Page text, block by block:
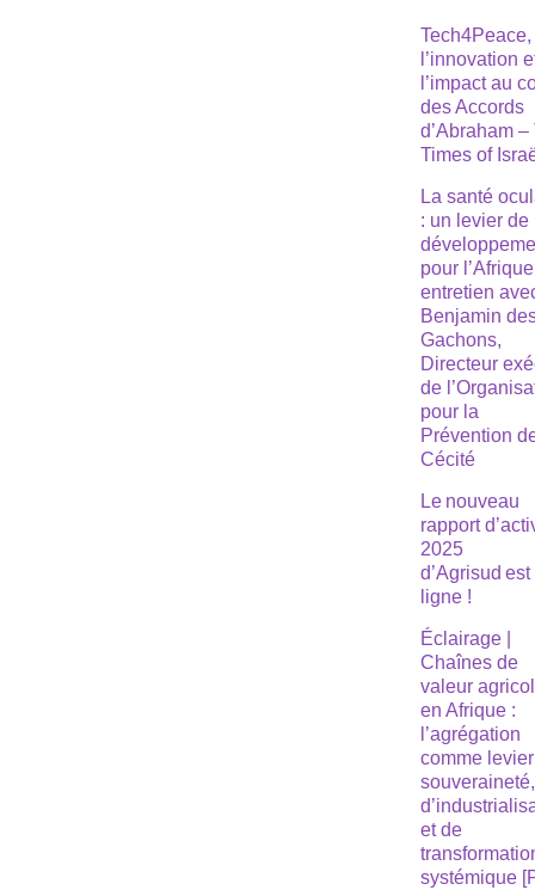
Tech4Peace,
l’innovation
l’impact au
des Accords
d’Abraham –
Times of
La santé
: un levier de
pour
entretien
Benjamin
Gachons,
Directeur
de
pour la
Prévention
Cécité
Le nouveau
rapport
2025
d’Agrisud
ligne !
Éclairage |
Chaînes de
valeur
en Afrique :
l’agrégation
comme
souveraineté,
et de
systémique